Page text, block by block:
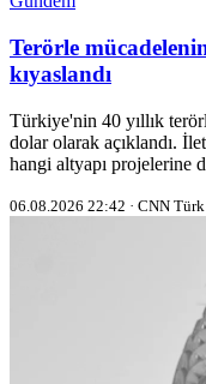
Terörle
kıyaslandı
Türkiye'nin 40 yıllık
dolar olarak açıklandı.
hangi altyapı projelerine
06.08.2026 22:42 · CNN Türk